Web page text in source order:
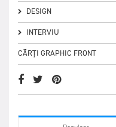
DESIGN
INTERVIU
CĂRȚI GRAPHIC FRONT